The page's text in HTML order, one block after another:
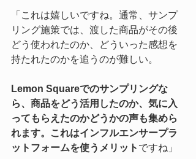
「これは嬉しいですね。通常、サンプ
リング施策では、渡した商品がその後
どう使われたのか、どういった感想を
持たれたのかを追うのが難しい。
Lemon Squareでのサンプリングな
ら、商品をどう活用したのか、気に入
ってもらえたのかどうかの声も集めら
れます。これはインフルエンサープラ
ットフォームを使うメリット ですね」